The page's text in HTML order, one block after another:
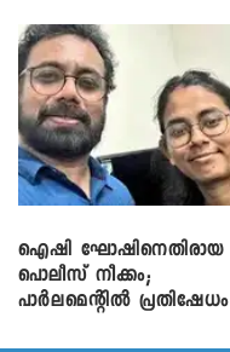
ഐഷി ഘോഷിനെതിരായ
പൊലീസ് നീക്കം;
പാര്‍ലമെന്റിൽ പ്രതിഷേധം